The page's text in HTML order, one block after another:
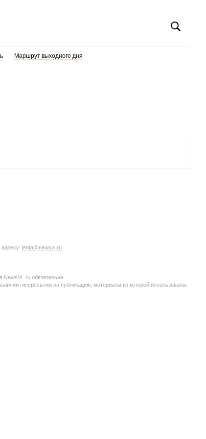
Маршрут выходного дня
lenta@newsvl.ru
обязательна.
гиперссылки на публикацию, материалы из которой использованы.